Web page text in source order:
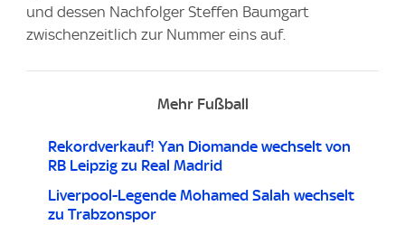
und dessen Nachfolger Steffen Baumgart
zwischenzeitlich zur Nummer eins auf.
Mehr Fußball
Rekordverkauf! Yan Diomande wechselt von
RB Leipzig zu Real Madrid
Liverpool-Legende Mohamed Salah wechselt
zu Trabzonspor